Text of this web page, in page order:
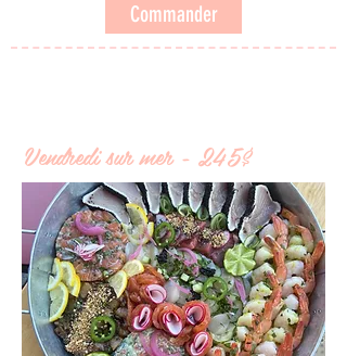
Commander
Vendredi sur mer - 245$